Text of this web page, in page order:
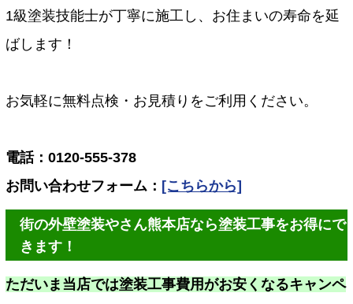
1級塗装技能士が丁寧に施工し、お住まいの寿命を延
ばします！
お気軽に無料点検・お見積りをご利用ください。
電話：0120-555-378
お問い合わせフォーム： [こちらから]
街の外壁塗装やさん熊本店なら塗装工事をお得にで
きます！
ただいま当店では塗装工事費用がお安くなるキャンペ